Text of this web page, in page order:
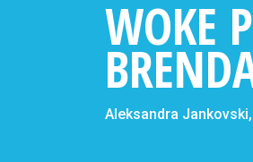
WOKE
Aleksandra